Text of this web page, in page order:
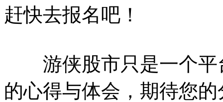
赶快去报名吧！
游侠股市只是一个平
的心得与体会，期待您的